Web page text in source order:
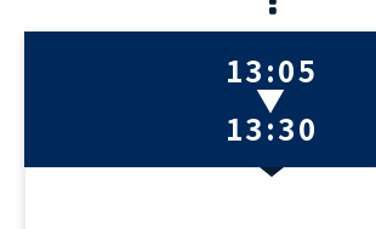
13:05
▼
13:30